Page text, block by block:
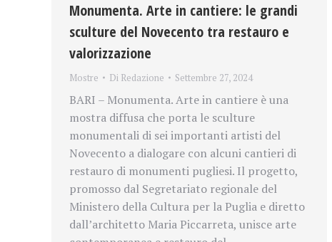
Monumenta. Arte in cantiere: le grandi
sculture del Novecento tra restauro e
valorizzazione
Mostre Di Redazione Settembre 27, 2024
BARI – Monumenta. Arte in cantiere è una
mostra diffusa che porta le sculture
monumentali di sei importanti artisti del
Novecento a dialogare con alcuni cantieri di
restauro di monumenti pugliesi. Il progetto,
promosso dal Segretariato regionale del
Ministero della Cultura per la Puglia e diretto
dall’architetto Maria Piccarreta, unisce arte